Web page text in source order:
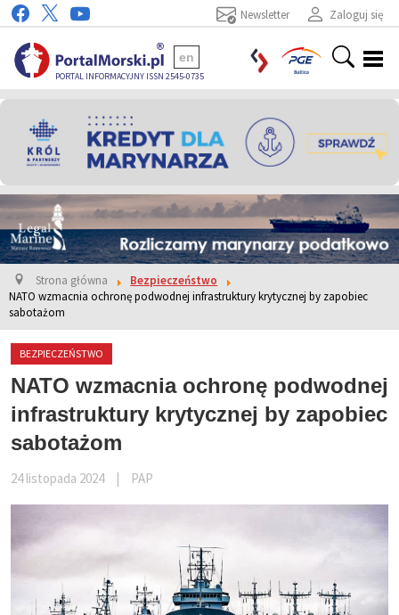
Zaloguj się
Newsletter
PORTAL INFORMACYJNY ISSN 2545-0735
en
Strona główna
Bezpieczeństwo
NATO wzmacnia ochronę podwodnej infrastruktury krytycznej by zapobiec
sabotażom
BEZPIECZEŃSTWO
NATO wzmacnia ochronę podwodnej
infrastruktury krytycznej by zapobiec
sabotażom
24 listopada 2024 PAP